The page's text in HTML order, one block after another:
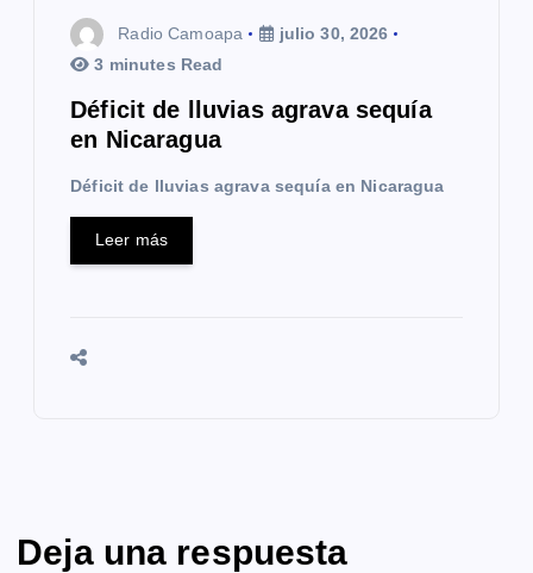
Radio Camoapa
julio 30, 2026
3 minutes Read
Déficit de lluvias agrava sequía
en Nicaragua
Déficit de lluvias agrava sequía en Nicaragua
Leer más
Deja una respuesta